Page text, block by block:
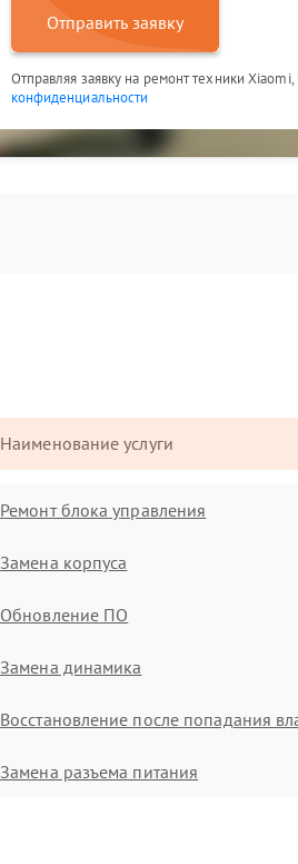
Отправить заявку
Отправляя заявку на ремонт техники
конфиденциальности
Наименование услуги
Ремонт блока управления
Замена корпуса
Обновление ПО
Замена динамика
Восстановление после попадания
Замена разъема питания